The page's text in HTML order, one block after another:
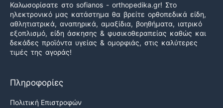
Καλωσορίσατε στο sofianos - orthopedika.gr! Στο
ηλεκτρονικό μας κατάστημα θα βρείτε ορθοπεδικά είδη,
αθλητιατρικά, αναπηρικά, αμαξίδια, βοηθήματα, ιατρικό
εξοπλισμό, είδη άσκησης & φυσικοθεραπείας καθώς και
δεκάδες προϊόντα υγείας & ομορφιάς, στις καλύτερες
τιμές της αγοράς!
Πληροφορίες
Πολιτική Επιστροφών